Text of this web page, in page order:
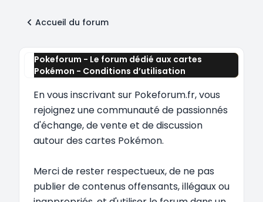
Accueil du forum
Pokeforum - Le forum dédié aux cartes
Pokémon - Conditions d’utilisation
En vous inscrivant sur Pokeforum.fr, vous
rejoignez une communauté de passionnés
d'échange, de vente et de discussion
autour des cartes Pokémon.
Merci de rester respectueux, de ne pas
publier de contenus offensants, illégaux ou